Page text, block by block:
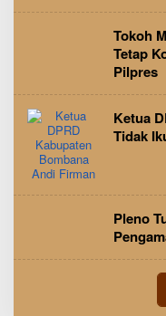
Tokoh
Tetap
Pilpres
Ketua
Tidak
Pleno